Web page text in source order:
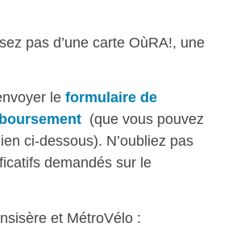
pas d’une carte OùRA!, une
le formulaire de
(que vous pouvez
ci-dessous). N’oubliez pas
demandés sur le
et MétroVélo :